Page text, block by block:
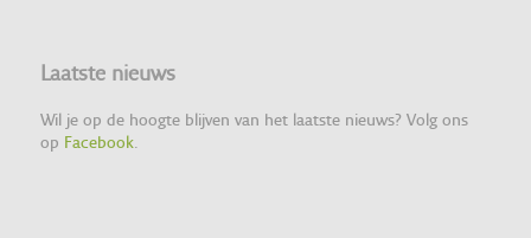
Laatste nieuws
Wil je op de hoogte blijven van het laatste nieuws? Volg ons
op Facebook.